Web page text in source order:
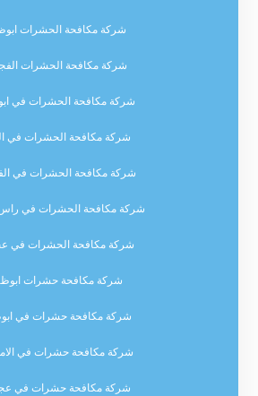
شركة مكافحة الحشرات
شركة مكافحة الحشرات
شركة مكافحة الحشرات في
شركة مكافحة الحشرات في
شركة مكافحة الحشرات في
شركة مكافحة الحشرات في راس
شركة مكافحة الحشرات في
شركة مكافحة حشرات
شركة مكافحة حشرات في
شركة مكافحة حشرات في
شركة مكافحة حشرات في